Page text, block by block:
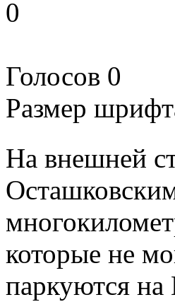
0
Голосов 0
Размер
На внешней
которые не
паркуются